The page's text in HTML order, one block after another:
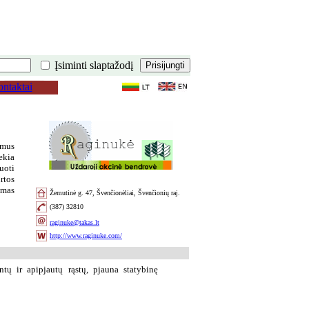
Įsiminti slaptažodį
Žemutinė g. 47, Švenčionėliai, Švenčionių raj.
(387) 32810
raginuke@takas.lt
http://www.raginuke.com/
ir apipjautų rąstų, pjauna statybinę